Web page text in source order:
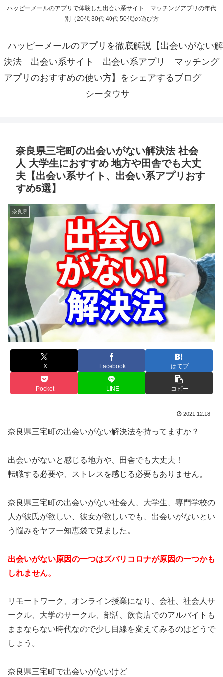
ハッピーメールのアプリで体験した出会い系サイト マッチングアプリの年代
別（20代 30代 40代 50代)の遊び方
ハッピーメールのアプリを徹底解説【出会いがない解
決法 出会い系サイト 出会い系アプリ マッチング
アプリのおすすめの使い方】をシェアするブログ
シータウサ
奈良県三宅町の出会いがない解決法 社会
人 大学生におすすめ 地方や田舎でも大丈
夫【出会い系サイト、出会い系アプリおす
すめ5選】
奈良県
X Facebook はてブ
Pocket LINE コピー
2021.12.18
奈良県三宅町の出会いがない解決法を持ってますか？
出会いがないと感じる地方や、田舎でも大丈夫！
転職する必要や、ストレスを感じる必要もありません。
奈良県三宅町の出会いがない社会人、大学生、専門学校の
人が彼氏が欲しい、彼女が欲しいでも、出会いがないとい
う悩みをヤフー知恵袋で見ました。
出会いがない原因の一つはズバリコロナが原因の一つかも
しれません。
リモートワーク、オンライン授業になり、会社、社会人サ
ークル、大学のサークル、部活、飲食店でのアルバイトも
ままならない時代なので少し目線を変えてみるのはどうで
しょう。
奈良県三宅町で出会いがないけど